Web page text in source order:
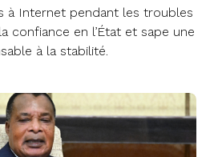
à Internet pendant les troubles
confiance en l’État et sape une
à la stabilité.